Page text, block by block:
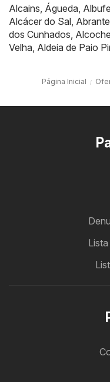
Alcains, Águeda,
Alcácer do Sal,
dos Cunhados,
Velha, Aldeia de Paio
Página Inicial